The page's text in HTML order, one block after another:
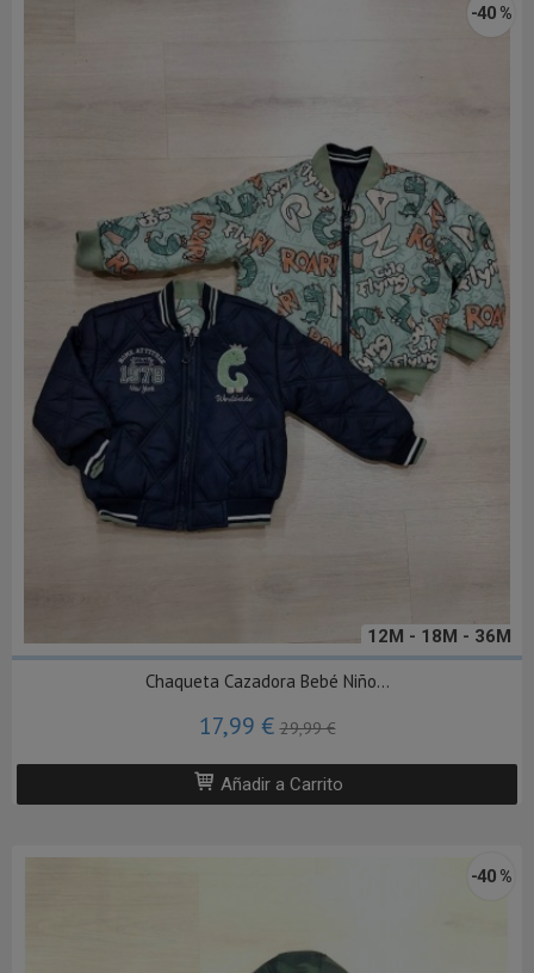
12M - 18M - 36M
-40 %
Chaqueta Cazadora Bebé Niño...
17,99 €29,99 €
Añadir a Carrito
-40 %